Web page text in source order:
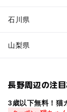
石川県
山梨県
長野周辺の注
3歳以下無料！猫